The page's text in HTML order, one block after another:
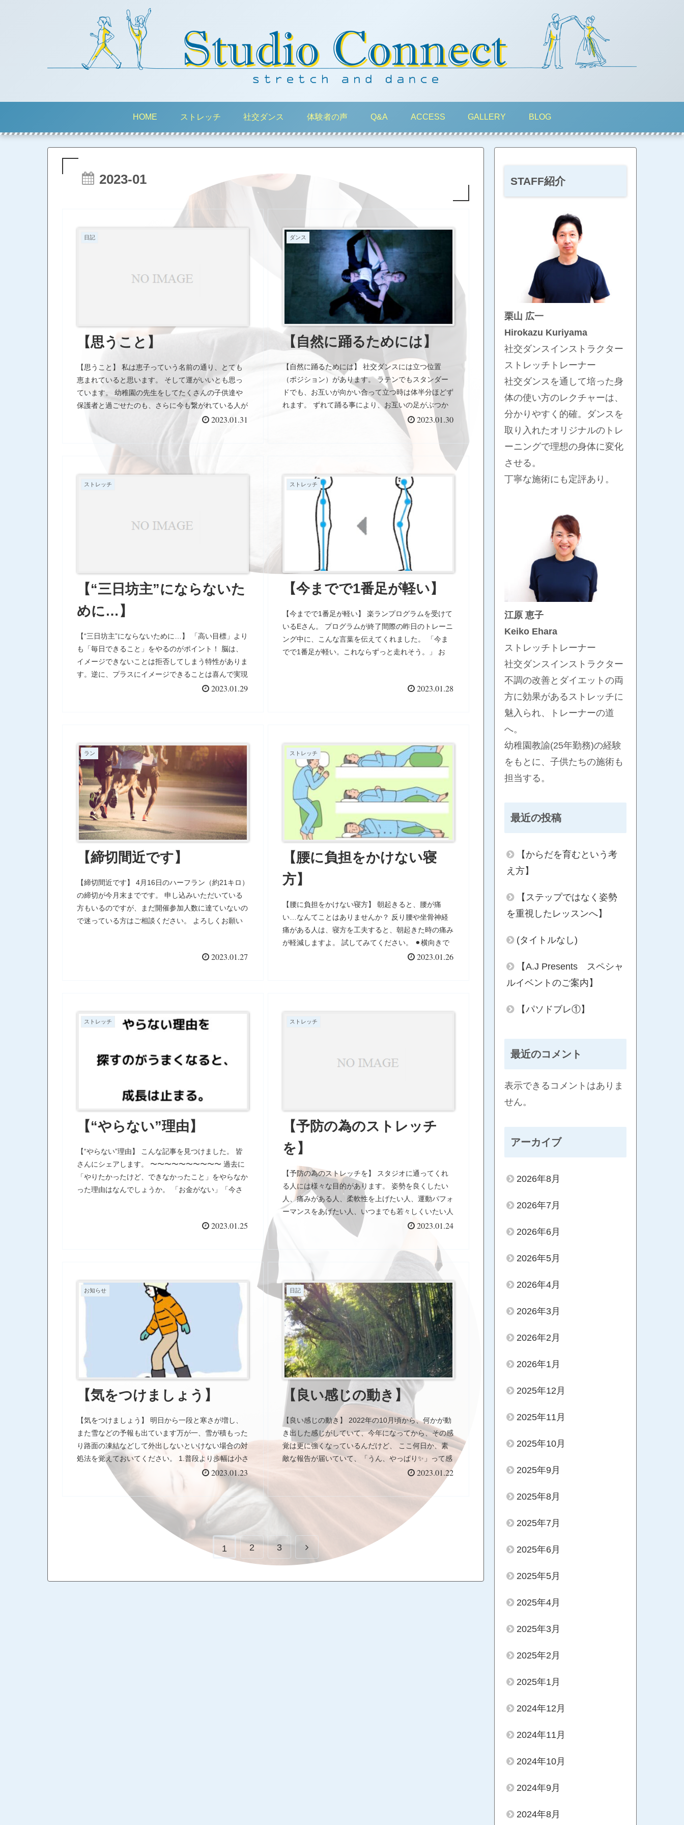
HOME ストレッチ 社交ダンス 体験者の声 Q&A ACCESS GALLERY BLOG
2023-01
日記
【思うこと】
【思うこと】 私は恵子っていう名前の通り、とても
恵まれていると思います。 そして運がいいとも思っ
ています。 幼稚園の先生をしてたくさんの子供達や
保護者と過ごせたのも、さらに今も繋がれている人が
いるのも、 SSS で同じ志を持った人達と仕事ができ
たのも、 社交ダンスをこんなに好きにさせてくれた
先生に出会えたのも、 そして、そして、皆さんとス
トレッチやダンスを通してコミュニケーションが取れ
るのも、 恵まれているし、運がいいって思います。
私に関わってくれる全ての人が私の財産です。 あり
2023.01.31
ダンス
【自然に踊るためには】
【自然に踊るためには】 社交ダンスには立つ位置
（ポジション）があります。 ラテンでもスタンダー
ドでも、お互いが向かい合って立つ時は体半分ほどず
れます。 ずれて踊る事により、お互いの足がぶつか
らず、またお互いの踊るスペースが生まれて回転する
のも自然に回れます。 この位置の意識がないと踊っ
ている内に、相手の真ん中に立ってしまうので、足が
ぶつかったり、相手を押して回転することになりやす
けましょう。
2023.01.30
ストレッチ
【“三日坊主”にならないた
めに…】
【“三日坊主”にならないために…】 「高い目標」より
も「毎日できること」をやるのがポイント！ 脳は、
イメージできないことは拒否してしまう特性がありま
す。逆に、プラスにイメージできることは喜んで実現
しようとする意識が働く…つまり、プラスにイメージ
ことになる。 毎日何があったとしても5分だけでもや
ることをひとつ決めて、とにかくやる。 歯磨きや、
スキンケアは毎日の習慣になっているのだから、きっ
とやれる。 やることで達成感も得られるし、進歩し
ている実感があるから楽しくできる。 高い目標を立
てるより、できることを毎日やり続けることが成果を
出す秘訣だと思います。
2023.01.29
ストレッチ
【今までで1番足が軽い】
【今までで1番足が軽い】 楽ランプログラムを受けて
いるEさん。 プログラムが終了間際の昨日のトレーニ
ング中に、こんな言葉を伝えてくれました。 「今ま
でで1番足が軽い。これならずっと走れそう。」 お
り…。 重く感じる使い方をしていると、どこかを痛
分かりませんね。 ランもダンスも、 やってみると、
いいことがいっぱい。 私もランやダンスをやるなん
て、思ってもいなかった人のひとりです。 あまり難
しく考えないで、軽い気持ちで、チャレンジすると、
新しい自分に出会えるかもしれませんよ。
2023.01.28
ラン
【締切間近です】
【締切間近です】 4月16日のハーフラン（約21キロ）
の締切が今月末までです。 申し込みいただいている
方もいるのですが、まだ開催参加人数に達ていないの
で迷っている方はご相談ください。 よろしくお願い
2023.01.27
ストレッチ
【腰に負担をかけない寝
方】
【腰に負担をかけない寝方】 朝起きると、腰が痛
い…なんてことはありませんか？ 反り腰や坐骨神経
痛がある人は、寝方を工夫すると、朝起きた時の痛み
が軽減しますよ。 試してみてください。 ⚫︎横向きで
膝にクッションなどを挟む 膝にクッションなどを挟
かけずに寝ることができておすすめです。 クッショ
スタオルを入れる 仰向けで寝たいという人におすす
になります。膝下にバスタオルを入れることによっ
て、骨盤が引っ張られるのを防ぐことが可能です。
2023.01.26
ストレッチ
【“やらない”理由】
【“やらない”理由】 こんな記事を見つけました。 皆
さんにシェアします。 〜〜〜〜〜〜〜〜〜〜 過去に
「やりたかったけど、できなかったこと」をやらなか
った理由はなんでしょうか。 「お金がない」「今さ
言い訳は、あまり重要ではなく、「やろうと思えばす
間が余ったら始めよう」「来年から始めよう」と、や
り始める前に「計画」を立ててしまうのです。 そう
いう人は、一生、何もできないままに死んでいきま
す。 大事なことは、計画を立てる前にやり始めるこ
とです。 英語を始めたいなら、いきなり勉強し始め
てみましょう。 海外旅行に行きたいのなら、いきな
り航空券を買いましょう。 楽器を始めたいなら、い
きなり買ってきて弾いてみましょう。
2023.01.25
ストレッチ
【予防の為のストレッチ
を】
【予防の為のストレッチを】 スタジオに通ってくれ
る人には様々な目的があります。 姿勢を良くしたい
人、痛みがある人、柔軟性を上げたい人、運動パフォ
ーマンスをあげたい人、いつまでも若々しくいたい人
etc 最初は目的を達成させようと、せっせと通ってく
れるのですが、少し良くなってくると、身体が限界を
迎えてからとか、痛みが出てからとか、なんとかなる
か…と、スタジオに来る目的が薄れてくる場合が少な
くありません。 もちろんそうなってしまうのは、ト
レーナーとしての力不足なんですが、 皆さんには、
将来を見据えた身体への投資として、ストレッチを受
けるというマインドになって欲しいなって思います。
コロナが広がって、多くの人が健康の大切さを痛感は
ずです。 これから先、同じ様な感染症が広がらない
っていう保証はありませんし、人生100年時代を豊か
に生きていくのに、健康は欠かせません。 身体のメ
ンテナンスに、早過ぎることはありません。 身体が
痛い時も来てください。 悲鳴をあげている時も来て
ください。 そして予防の為にも来てくださいね。
2023.01.24
お知らせ
【気をつけましょう】
【気をつけましょう】 明日から一段と寒さが増し、
また雪などの予報も出ています万が一、雪が積もった
り路面の凍結などして外出しないといけない場合の対
処法を覚えておいてください。 1.普段より歩幅は小さ
く（すり足） 2.足の裏全体で路面につけて歩く 3.普
段より前重心で また時間に余裕を持って外出してく
ださい。 横断歩道や玄関先など滑りやすくなってい
るところは特に注意して歩いてください。 転んで怪
我をしたら大変ですので気をつけて歩きましょう。
2023.01.23
日記
【良い感じの動き】
【良い感じの動き】 2022年の10月頃から、何かが動
き出した感じがしていて、今年になってから、その感
覚は更に強くなっているんだけど、 ここ何日か、素
敵な報告が届いていて、「うん、やっぱり✨」って感
じ。 素晴らしいチャレンジの再就職に高校合格。自
分のことのように嬉しい。 この良い感じの動きなん
だけど、2025年まで続く気がしているんだよね。 最
近はティーチャーとも2025年までのStudio Connect
の第一章の歩み方を、話すことが増えている。 2025
年には キラキラ✨したことが出来そうな予感がしてい
て、皆さんとそれに向かって進んでいけたらなって思
う。 楽しみだな。
2023.01.22
1 2 3
STAFF紹介
栗山 広一
Hirokazu Kuriyama
社交ダンスインストラクター
ストレッチトレーナー
社交ダンスを通して培った身
体の使い方のレクチャーは、
分かりやすく的確。ダンスを
取り入れたオリジナルのトレ
ーニングで理想の身体に変化
させる。
丁寧な施術にも定評あり。
江原 恵子
Keiko Ehara
ストレッチトレーナー
社交ダンスインストラクター
不調の改善とダイエットの両
方に効果があるストレッチに
魅入られ、トレーナーの道
へ。
幼稚園教諭(25年勤務)の経験
をもとに、子供たちの施術も
担当する。
最近の投稿
【からだを育むという考
え方】
【ステップではなく姿勢
を重視したレッスンへ】
(タイトルなし)
【A.J Presents スペシャ
ルイベントのご案内】
【パソドブレ①】
最近のコメント
表示できるコメントはありま
せん。
アーカイブ
2026年8月
2026年7月
2026年6月
2026年5月
2026年4月
2026年3月
2026年2月
2026年1月
2025年12月
2025年11月
2025年10月
2025年9月
2025年8月
2025年7月
2025年6月
2025年5月
2025年4月
2025年3月
2025年2月
2025年1月
2024年12月
2024年11月
2024年10月
2024年9月
2024年8月